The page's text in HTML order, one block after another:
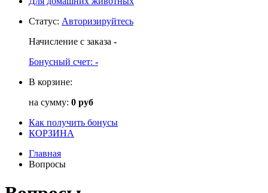
Статус: Авторизируйтесь
Начисление с заказа -
Бонусный счет: -
В корзине:
на сумму: 0 руб
Как получить бонусы
КОРЗИНА
Главная
Вопросы